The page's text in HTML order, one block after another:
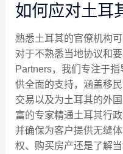
如何应对土耳
熟悉土耳其的官僚机构
对于不熟悉当地协议和
Partners，我们专注于
供全面的支持，涵盖移
交易以及为土耳其的外
富的专家精通土耳其行
并确保为客户提供无缝
权、购买房产还是了解